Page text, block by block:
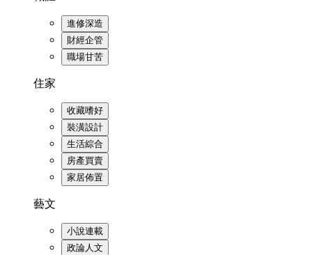
進修深造
財經企管
職場甘苦
住家
收藏嗜好
裝潢設計
生活綜合
房產買賣
家居佈置
藝文
小說連載
政論人文